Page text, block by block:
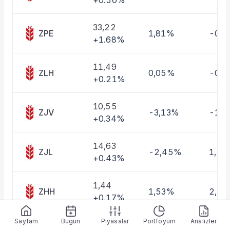
ZPE
33,22
+1.68%
1,81% -
ZLH
11,49
+0.21%
0,05% -
ZJV
10,55
+0.34%
-3,13% -
ZJL
14,63
+0.43%
-2,45%
ZHH
1,44
+0.17%
1,53%
0,35
Sayfam Bugün Piyasalar Portföyüm Analizler